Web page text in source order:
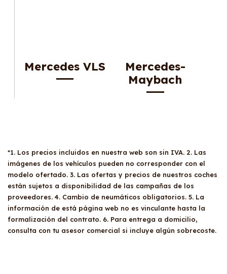
Mercedes VLS
Mercedes-
Maybach
*1. Los precios incluidos en nuestra web son sin IVA. 2. Las
imágenes de los vehículos pueden no corresponder con el
modelo ofertado. 3. Las ofertas y precios de nuestros coches
están sujetos a disponibilidad de las campañas de los
proveedores. 4. Cambio de neumáticos obligatorios. 5. La
información de está página web no es vinculante hasta la
formalización del contrato. 6. Para entrega a domicilio,
consulta con tu asesor comercial si incluye algún sobrecoste.